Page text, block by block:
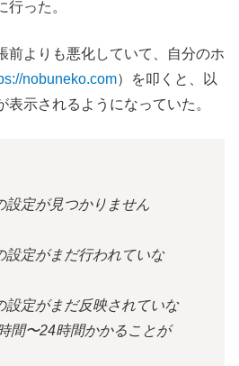
行った。
前よりも悪化していて、自分のホ
nobuneko.com）を叩くと、以
示されるようになっていた。
設定が見つかりません
設定がまだ行われていな
設定がまだ反映されていな
間〜24時間かかることが